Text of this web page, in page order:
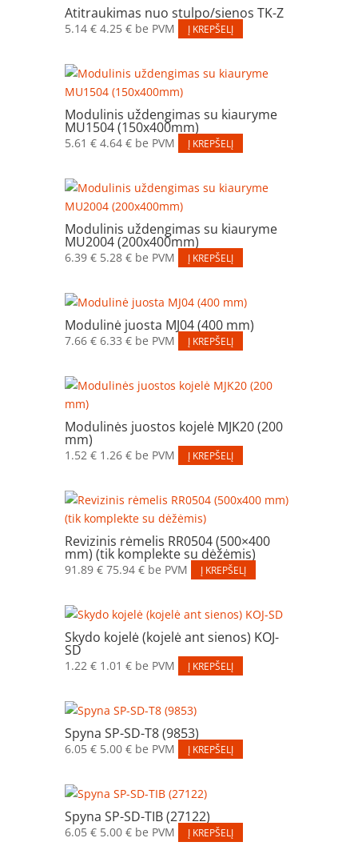
Atitraukimas nuo stulpo/sienos TK-Z
5.14 € 4.25 €be PVM Į KREPŠELĮ
Modulinis uždengimas su kiauryme
MU1504 (150x400mm)
5.61 € 4.64 €be PVM Į KREPŠELĮ
Modulinis uždengimas su kiauryme
MU2004 (200x400mm)
6.39 € 5.28 €be PVM Į KREPŠELĮ
Modulinė juosta MJ04 (400 mm)
7.66 € 6.33 €be PVM Į KREPŠELĮ
Modulinės juostos kojelė MJK20 (200
mm)
1.52 € 1.26 €be PVM Į KREPŠELĮ
Revizinis rėmelis RR0504 (500×400
mm) (tik komplekte su dėžėmis)
91.89 € 75.94 €be PVM Į KREPŠELĮ
Skydo kojelė (kojelė ant sienos) KOJ-
SD
1.22 € 1.01 €be PVM Į KREPŠELĮ
Spyna SP-SD-T8 (9853)
6.05 € 5.00 €be PVM Į KREPŠELĮ
Spyna SP-SD-TIB (27122)
6.05 € 5.00 €be PVM Į KREPŠELĮ